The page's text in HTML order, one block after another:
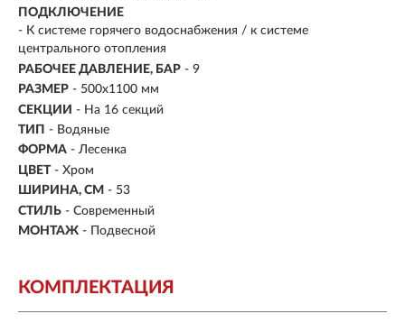
ПОДКЛЮЧЕНИЕ
- К системе горячего водоснабжения / к системе
центрального отопления
РАБОЧЕЕ ДАВЛЕНИЕ, БАР - 9
РАЗМЕР - 500х1100 мм
СЕКЦИИ - На 16 секций
ТИП - Водяные
ФОРМА - Лесенка
ЦВЕТ - Хром
ШИРИНА, СМ - 53
СТИЛЬ - Современный
МОНТАЖ - Подвесной
КОМПЛЕКТАЦИЯ